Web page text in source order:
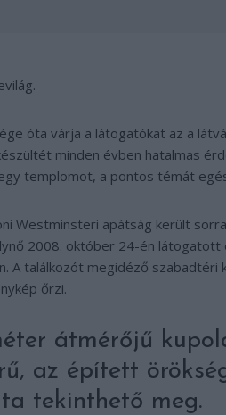
óta várja a látogatókat az a
minden évben hatalmas
templomot, a pontos témát
Westminsteri apátság került
2008. október 24-én látogatott
A találkozót megidéző
őrzi.
átmérőjű
az épített
tekinthető meg.